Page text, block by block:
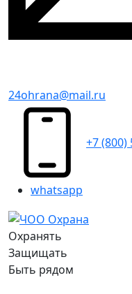
24ohrana@mail.ru
+7 (800)
whatsapp
Охранять
Защищать
Быть рядом